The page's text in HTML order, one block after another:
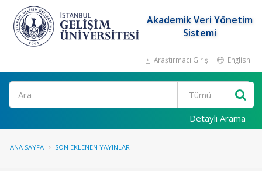
Akademik Veri Yönetim
Sistemi
Araştırmacı Girişi English
Ara
Detaylı Arama
ANA SAYFA SON EKLENEN YAYINLAR